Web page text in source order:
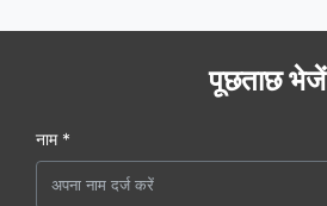
पूछताछ भेजें
नाम *